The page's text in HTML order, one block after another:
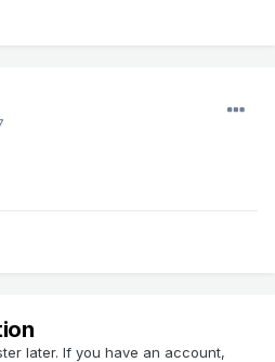
later. If you have an account,